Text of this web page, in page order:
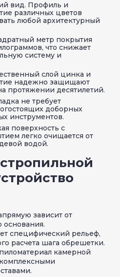
вид. Профиль и
различных цветов
любой архитектурный
метр покрытия
что снижает
систему и
слой цинка и
надежно защищают
протяжении десятилетий.
не требует
доборных
инструментов.
поверхность с
легко очищается от
водой.
зависит от
основания.
специфический рельеф,
расчета шага обрешетки.
камерной